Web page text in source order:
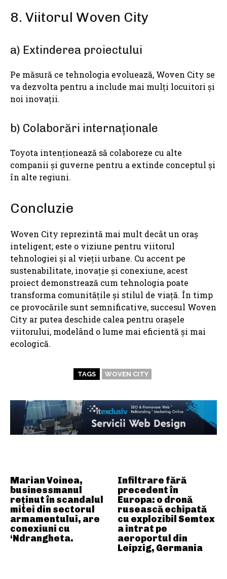
Marian Voinea,
businessmanul
reținut în scandalul
mitei din sectorul
armamentului, are
conexiuni cu
‘Ndrangheta.
Infiltrare fără
precedent în
Europa: o dronă
rusească echipată
cu explozibil Semtex
a intrat pe
aeroportul din
Leipzig, Germania
8. Viitorul Woven City
a) Extinderea proiectului
Pe măsură ce tehnologia evoluează, Woven City se
va dezvolta pentru a include mai mulți locuitori și
noi inovații.
b) Colaborări internaționale
Toyota intenționează să colaboreze cu alte
companii și guverne pentru a extinde conceptul și
în alte regiuni.
Concluzie
Woven City reprezintă mai mult decât un oraș
inteligent; este o viziune pentru viitorul
tehnologiei și al vieții urbane. Cu accent pe
sustenabilitate, inovație și conexiune, acest
proiect demonstrează cum tehnologia poate
transforma comunitățile și stilul de viață. În timp
ce provocările sunt semnificative, succesul Woven
City ar putea deschide calea pentru orașele
viitorului, modelând o lume mai eficientă și mai
ecologică.
TAGS WOVEN CITY